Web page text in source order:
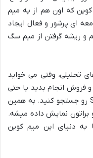
کوین که اون هم از یه میم
ای پرشور و فعال ایجاد
و ریشه گرفتن از میم سگ
تحلیلی، وقتی می خواید
فروش انجام بدید یا حتی
نمودار تغییراتش رو ببینید، کافیه SHIB رو جستجو کنید. به همین
براتون نمایش داده میشه.
به دنیای این میم کوین